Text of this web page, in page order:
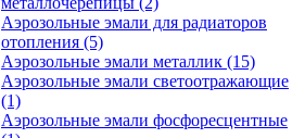
Аэрозольные эмали для радиаторов
отопления (5)
Аэрозольные эмали металлик (15)
Аэрозольные эмали светоотражающие
(1)
Аэрозольные эмали фосфоресцентные